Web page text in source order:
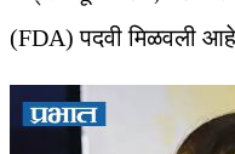
(FDA) पदवी मिळवली